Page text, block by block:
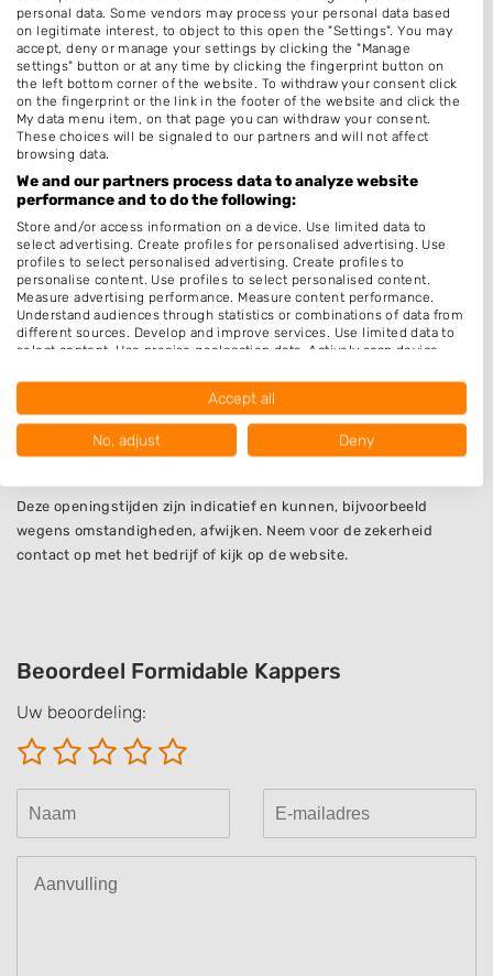
Hairextensions
Bruidskapsel
Make-up & Visagie
Schoonheidssalon
Pruiken
Openingstijden
Maandag 10:00 -
Dinsdag
10:00 -
Woensdag
10:00 -18:00
Donderdag
10:00 -20:00
Vrijdag
10:00 -18:00
Zaterdag
10:00 -18:00
Zondag
12:00 -18:00
Deze openingstijden zijn indicatief en kunnen, bijvoorbeeld
wegens omstandigheden, afwijken. Neem voor de zekerheid
contact op met het bedrijf of kijk op de website.
Beoordeel Formidable Kappers
Uw beoordeling:
personal data. Some vendors may process your personal data based
on legitimate interest, to object to this open the "Settings". You may
accept, deny or manage your settings by clicking the "Manage
settings" button or at any time by clicking the fingerprint button on
the left bottom corner of the website. To withdraw your consent click
on the fingerprint or the link in the footer of the website and click the
My data menu item, on that page you can withdraw your consent.
These choices will be signaled to our partners and will not affect
browsing data.
We and our partners process data to analyze website
performance and to do the following:
Store and/or access information on a device. Use limited data to
select advertising. Create profiles for personalised advertising. Use
profiles to select personalised advertising. Create profiles to
personalise content. Use profiles to select personalised content.
Measure advertising performance. Measure content performance.
Understand audiences through statistics or combinations of data from
different sources. Develop and improve services. Use limited data to
select content. Use precise geolocation data. Actively scan device
Data may be shared outside of the European Union and send to the
Your consent and the cookie policy applies solely to this website/app.
View Partner List (1017 IAB Vendors)
We use your data for the following purposes:
IAB processing purposes:
Store and/or access information on a device
Use profiles to select personalised
Create profiles to personalise content
Use profiles to select personalised content
Measure advertising performance
Measure content performance
Accept all
No, adjust Deny